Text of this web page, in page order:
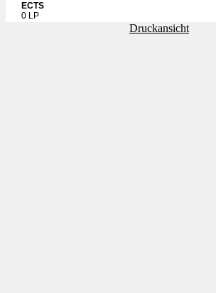
ECTS
0 LP
Druckansicht